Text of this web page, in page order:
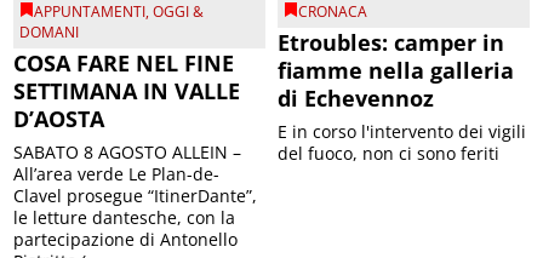
APPUNTAMENTI,OGGI &
DOMANI
COSA FARE NEL FINE
SETTIMANA IN VALLE
D’AOSTA
SABATO 8 AGOSTO ALLEIN –
All’area verde Le Plan-de-
Clavel prosegue “ItinerDante”,
le letture dantesche, con la
partecipazione di Antonello
CRONACA
Etroubles: camper in
fiamme nella galleria
di Echevennoz
E in corso l'intervento dei vigili
del fuoco, non ci sono feriti